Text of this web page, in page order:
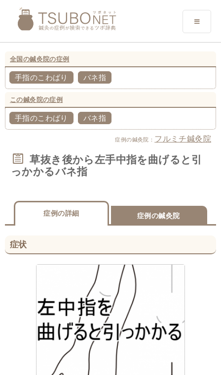
全国の鍼灸院の症例
手指のこわばり バネ指
この鍼灸院の症例
手指のこわばり バネ指
症例の鍼灸院： フルミチ鍼灸院
草抜き後から左手中指を曲げると引
っかかるバネ指
症例の詳細 症例の鍼灸院
症状